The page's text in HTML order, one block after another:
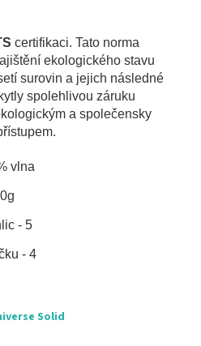
certifikaci. Tato norma
ekologického stavu
surovin a jejich následné
spolehlivou záruku
a společensky
vlna
- 5
- 4
Solid